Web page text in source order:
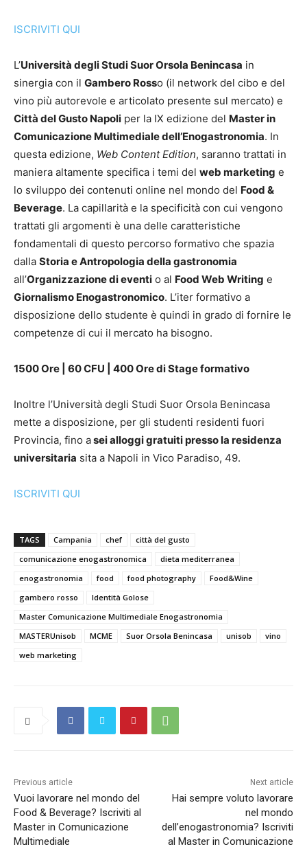
ISCRIVITI QUI
L’Università degli Studi Suor Orsola Benincasa in
sinergia con il Gambero Rosso (il network del cibo e del
vino più autorevole e articolato presente sul mercato) e
Città del Gusto Napoli per la IX edizione del Master in
Comunicazione Multimediale dell’Enogastronomia. In
questa edizione, Web Content Edition, saranno trattati in
maniera altamente specifica i temi del web marketing e
lo sviluppo dei contenuti online nel mondo del Food &
Beverage. La capillarità e la specificità con cui vengono
trattati gli argomenti è una delle caratteristiche
fondamentali di questo percorso formativo che spazia
dalla Storia e Antropologia della gastronomia
all’Organizzazione di eventi o al Food Web Writing e
Giornalismo Enogastronomico. L’iter formativo a
disposizione dello studente è quindi in grado di fornire le
competenze di cui il mercato ha bisogno.
1500 Ore | 60 CFU | 400 Ore di Stage formativo
Inoltre l’Università degli Studi Suor Orsola Benincasa
mette a disposizione, per gli studenti residenti fuori
Provincia, fino asei alloggi gratuiti presso la residenza
universitaria sita a Napoli in Vico Paradiso, 49.
ISCRIVITI QUI
TAGS Campania chef
città del gusto
comunicazione enogastronomica
dieta mediterranea
enogastronomia
food food photography
Food&Wine
gambero rosso
Identità Golose
Master Comunicazione Multimediale Enogastronomia
MASTERUnisob
MCME Suor Orsola Benincasa unisob
vino
web marketing
Previous article
Vuoi lavorare nel mondo del
Food & Beverage? Iscriviti al
Master in Comunicazione
Multimediale
Next article
Hai sempre voluto lavorare
nel mondo
dell’enogastronomia? Iscriviti
al Master in Comunicazione